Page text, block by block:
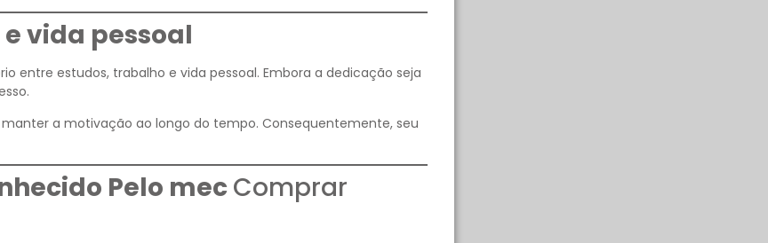
vida pessoal
entre estudos, trabalho e vida pessoal. Embora a dedicação seja
a motivação ao longo do tempo. Consequentemente, seu
Pelo mecComprar